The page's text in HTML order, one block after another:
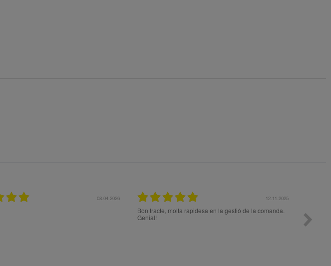
08.04.2026 12.11.2025
Bon tracte, molta rapidesa en la gestió de la comanda.
Genial!